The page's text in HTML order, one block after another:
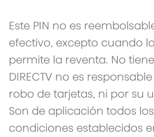
Este PIN no es
efectivo, excepto cuando
permite la reventa. No
DIRECTV no es
robo de tarjetas, ni por su
Son de aplicación todos
condiciones establecidos